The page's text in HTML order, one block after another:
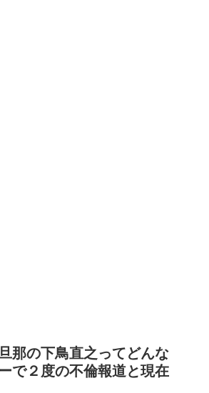
那の下鳥直之ってどんな
で２度の不倫報道と現在